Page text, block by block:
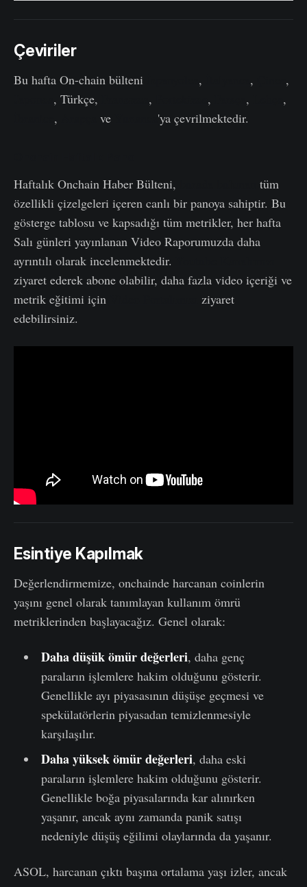
Çeviriler
Bu hafta On-chain bülteni , ,
,
, Türkçe, , , ,
,
, ve 'ya çevrilmektedir.
Haftalık Onchain Haber Bülteni,
tüm
özellikli çizelgeleri içeren canlı bir panoya sahiptir. Bu
gösterge tablosu ve kapsadığı tüm metrikler, her hafta
Salı günleri yayınlanan Video Raporumuzda daha
ayrıntılı olarak incelenmektedir.
ziyaret ederek abone olabilir, daha fazla video içeriği ve
metrik eğitimi için
ziyaret
edebilirsiniz.
Esintiye Kapılmak
Değerlendirmemize, onchainde harcanan coinlerin
yaşını genel olarak tanımlayan kullanım ömrü
metriklerinden başlayacağız. Genel olarak:
Daha düşük ömür değerleri, daha genç
paraların işlemlere hakim olduğunu gösterir.
Genellikle ayı piyasasının düşüşe geçmesi ve
spekülatörlerin piyasadan temizlenmesiyle
karşılaşılır.
Daha yüksek ömür değerleri, daha eski
paraların işlemlere hakim olduğunu gösterir.
Genellikle boğa piyasalarında kar alınırken
yaşanır, ancak aynı zamanda panik satışı
nedeniyle düşüş eğilimi olaylarında da yaşanır.
ASOL, harcanan çıktı başına ortalama yaşı izler, ancak